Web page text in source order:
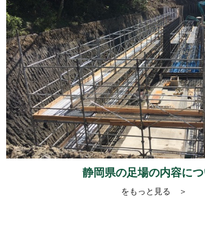
静岡県の足場の内容に
をもっと見る ＞